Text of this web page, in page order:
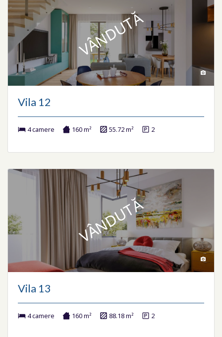
VÂNDUTĂ
Vila 12
4 camere 160 m² 55.72 m² 2
VÂNDUTĂ
Vila 13
4 camere 160 m² 88.18 m² 2